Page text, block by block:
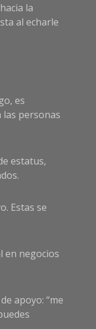
la
al echarle
es
personas
estatus,
Estas se
en negocios
apoyo: “me